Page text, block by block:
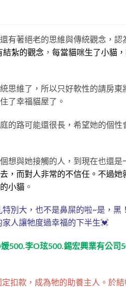
還有著絕老的思維與傳統觀念，
結紮的觀念 ， 每當貓咪生了小貓
思維了，所以只好軟性的請房
了幸福貓屋了。
的路可能還很長，希望她的個
想與她接觸的人，到現在也還是
而對人非常的不信任。不過
小貓 。
別大，也不是鼻屎的啦~是，黑
人讓牠度過幸福的下半生💓
500.李O玹500.錫宏興業有公司
扣款，成為牠的助養主人。於